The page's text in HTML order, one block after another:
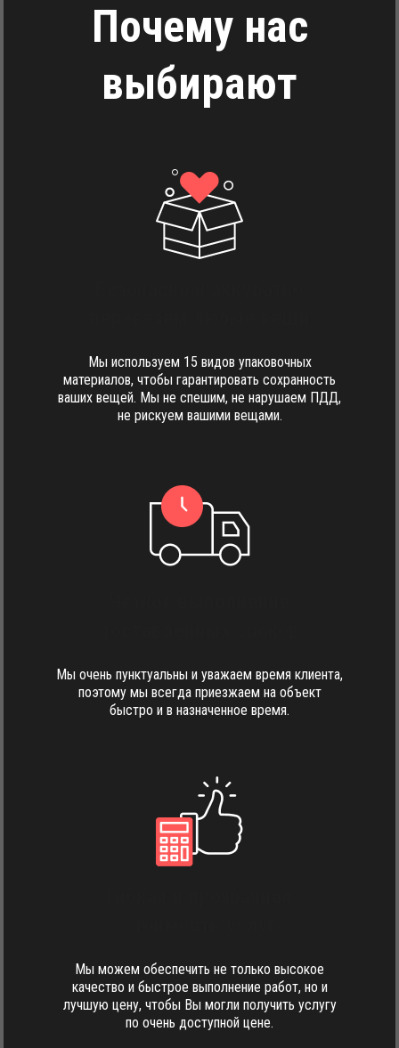
Почему нас
выбирают
Мы используем 15 видов упаковочных
материалов, чтобы гарантировать сохранность
ваших вещей. Мы не спешим, не нарушаем ПДД,
не рискуем вашими вещами.
Мы очень пунктуальны и уважаем время клиента,
поэтому мы всегда приезжаем на объект
быстро и в назначенное время.
Мы можем обеспечить не только высокое
качество и быстрое выполнение работ, но и
лучшую цену, чтобы Вы могли получить услугу
по очень доступной цене.